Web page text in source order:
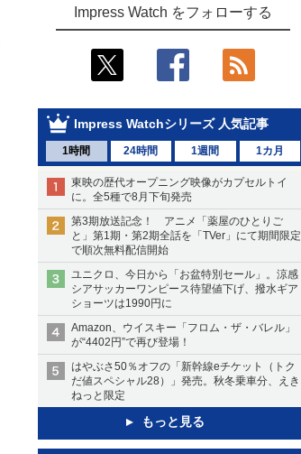
Impress Watch をフォローする
Impress Watchシリーズ 人気記事
1時間 24時間 1週間 1カ月
東映の歴代オープニング映像がカプセルトイ
に。全5種で8月下旬発売
第3期放送記念！ アニメ「薬屋のひとりご
と」第1期・第2期全話を「TVer」にて期間限定
で順次無料配信開始
ユニクロ、今日から「お盆特別セール」。涼感
シアサッカーワンピース待望値下げ、撥水ギア
ショーツは1990円に
Amazon、ウイスキー「フロム・ザ・バレル」
が“4402円”で再び登場！
はやぶさ50％オフの「新幹線eチケット（トク
だ値スペシャル28）」発売。秋冬乗車分、えき
ねっと限定
もっと見る